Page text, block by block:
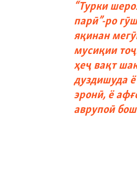
“Турки
парӣ”-ро
яқинан
мусиқии
ҳеҷ вақт
дуздишуда ё
эронӣ, ё
аврупоӣ